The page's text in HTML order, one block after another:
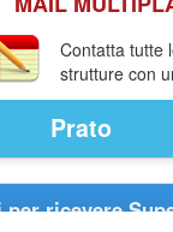
Contatta tutte
strutture con
Prato
ricevere